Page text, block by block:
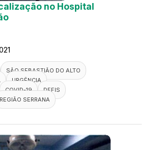
no Hospital
SÃO SEBASTIÃO DO ALTO
URGÊNCIA
COVID-19
DEFIS
REGIÃO SERRANA